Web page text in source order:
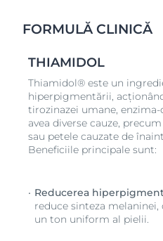
FORMULĂ CLINICĂ
THIAMIDOL
Thiamidol® este un
hiperpigmentării,
tirozinazei umane,
avea diverse cauze,
sau petele cauzate de
Beneficiile principale sunt:
Reducerea
reduce sinteza
un ton uniform al pielii.